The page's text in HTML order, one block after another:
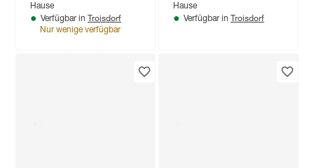
Hause
Verfügbar in Troisdorf
Nur wenige verfügbar
Hause
Verfügbar in Troisdorf